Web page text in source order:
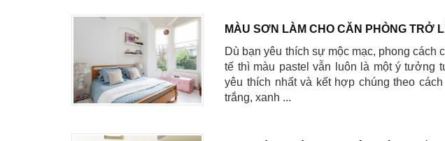
MÀU SƠN LÀM CHO CĂN PHÒNG TRỞ
Dù bạn yêu thích sự mộc mạc, phong cách
tế thì màu pastel vẫn luôn là một ý tưởng
yêu thích nhất và kết hợp chúng theo
trắng, xanh ...